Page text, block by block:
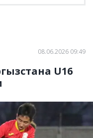
08.06.2026 09:49
U16